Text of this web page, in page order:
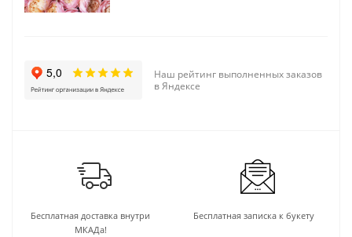
Наш рейтинг выполненных заказов
в Яндексе
Бесплатная доставка внутри
МКАДа!
Бесплатная записка к букету